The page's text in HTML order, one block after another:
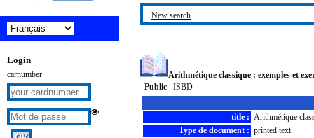
New search
Arithmétique classique : exemples et
Public
ISBD
title : Arithmétique
Type de document : printed text
Login
carnumber